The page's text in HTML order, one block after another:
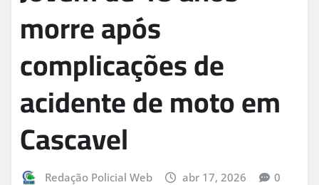
morre após
complicações de
acidente de moto em
Cascavel
Redação Policial Web abr 17, 2026 0